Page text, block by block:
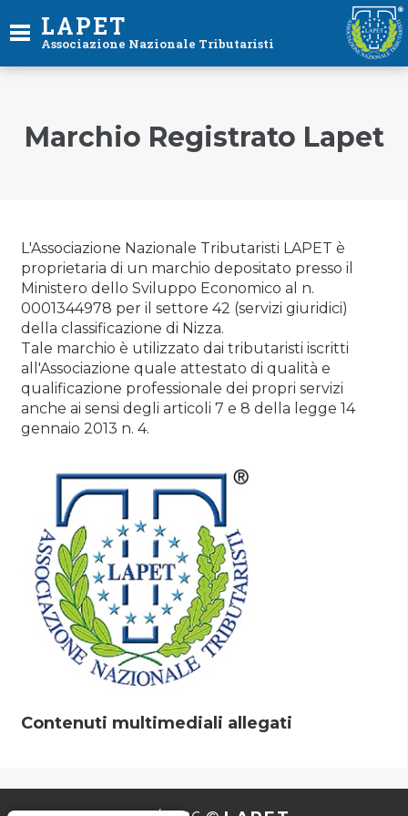
LAPET
Associazione Nazionale Tributaristi
Marchio Registrato Lapet
L'Associazione Nazionale Tributaristi LAPET è
proprietaria di un marchio depositato presso il
Ministero dello Sviluppo Economico al n.
0001344978 per il settore 42 (servizi giuridici)
della classificazione di Nizza.
Tale marchio è utilizzato dai tributaristi iscritti
all'Associazione quale attestato di qualità e
qualificazione professionale dei propri servizi
anche ai sensi degli articoli 7 e 8 della legge 14
gennaio 2013 n. 4.
Contenuti multimediali allegati